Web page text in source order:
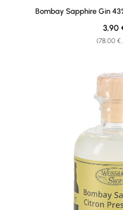
Average rating of 5 out of 5 stars
Bombay Sapphire Gin
(78,00 €
3,90